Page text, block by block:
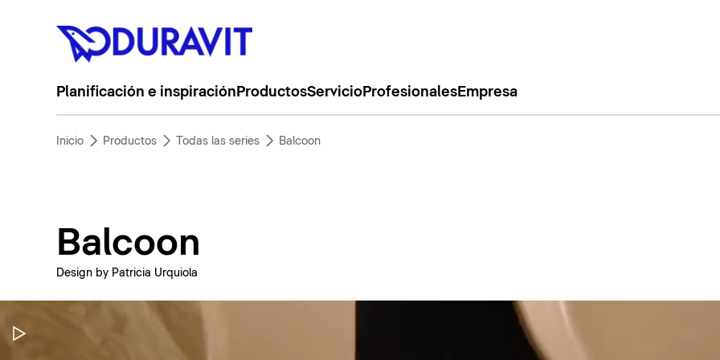
Planificación e inspiración ProductosServicioProfesionalesEmpresa
Inicio Productos Todas las series Balcoon
Balcoon
Design by Patricia Urquiola
Pausar vídeo